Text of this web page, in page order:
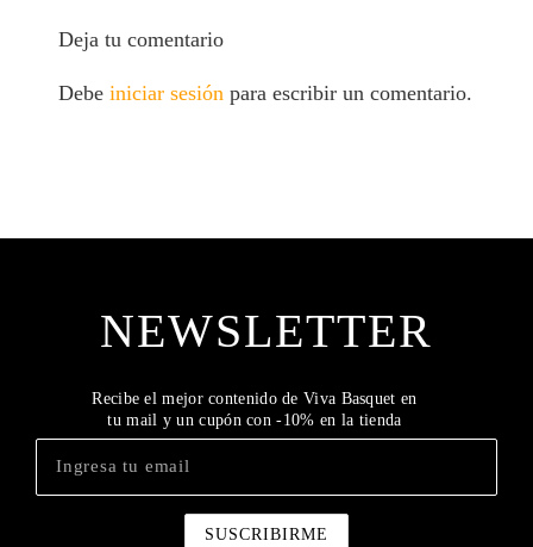
Deja tu comentario
Debeiniciar sesiónpara escribir un comentario.
NEWSLETTER
Recibe el mejor contenido de Viva Basquet en
tu mail y un cupón con -10% en la tienda